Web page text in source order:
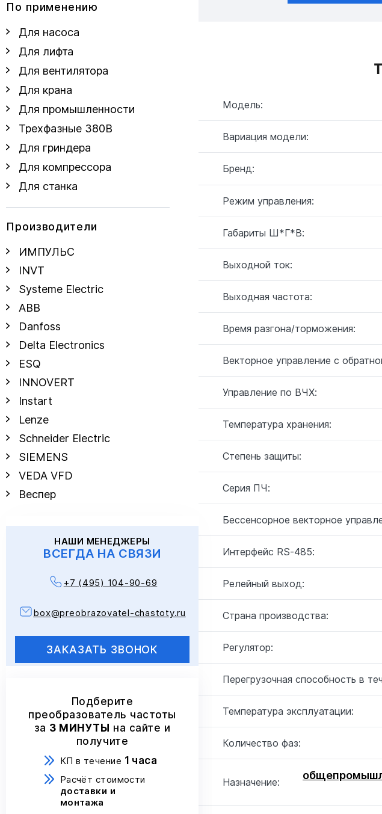
По применению
Для насоса
Для лифта
Для вентилятора
Для крана
Для промышленности
Трехфазные 380В
Для гриндера
Для компрессора
Для станка
Производители
ИМПУЛЬС
INVT
Systeme Electric
ABB
Danfoss
Delta Electronics
ESQ
INNOVERT
Instart
Lenze
Schneider Electric
SIEMENS
VEDA VFD
Веспер
НАШИ МЕНЕДЖЕРЫ
ВСЕГДА НА СВЯЗИ
+7 (495) 104-90-69
box@preobrazovatel-chastoty.ru
ЗАКАЗАТЬ ЗВОНОК
Подберите
преобразователь частоты
за 3 МИНУТЫ на сайте и
получите
КП в течение 1 часа
Расчёт стоимости
доставки и
монтажа
Модель:
Вариация модели:
Бренд:
Режим управления:
Габариты Ш*Г*В:
Выходной ток:
Выходная частота:
Время разгона/торможения:
Векторное управление с
Управление по ВЧХ:
Температура хранения:
Степень защиты:
Серия ПЧ:
Бессенсорное векторное
Интерфейс RS-485:
Релейный выход:
Страна производства:
Регулятор:
Перегрузочная способность в
Температура эксплуатации:
Количество фаз:
Назначение: